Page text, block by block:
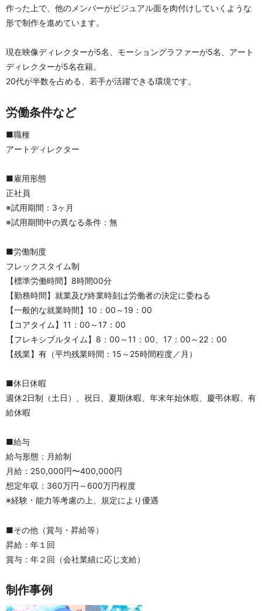
作った上で、他のメンバーがビジュアル面を肉付けしていくような
形で制作を進めています。
現在映像ディレクターが5名、モーショングラファーが5名、アート
ディレクターが5名在籍。
20代が半数を占める、若手が活躍できる環境です。
労働条件など
■職種
アートディレクター
■雇用形態
正社員
※試用期間：3ヶ月
※試用期間中の異なる条件：無
■労働制度
フレックスタイム制
【標準労働時間】8時間00分
【勤務時間】就業及び終業時刻は労働者の決定に委ねる
【一般的な就業時間】10：00～19：00
【コアタイム】11：00～17：00
【フレキシブルタイム】8：00～11：00、17：00～22：00
【残業】有（平均残業時間：15～25時間程度／月）
■休日休暇
週休2日制（土日）、祝日、夏期休暇、年末年始休暇、慶弔休暇、有
給休暇
■給与
給与形態：月給制
月給：250,000円〜400,000円
想定年収：360万円～600万円程度
※経験・能力等考慮の上、規定により優遇
■その他（賞与・昇給等）
昇給：年１回
賞与：年２回（会社業績に応じ支給）
制作事例